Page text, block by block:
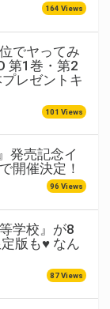
164 Views
でヤってみ
第1巻・第2
レゼントキ
101 Views
発売記念イ
開催決定！
96 Views
学校』が8
版も♥ なん
87 Views